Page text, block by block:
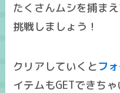
たくさんムシを捕ま
挑戦しましょう！
クリアしていくとフ
イテムもGETできち